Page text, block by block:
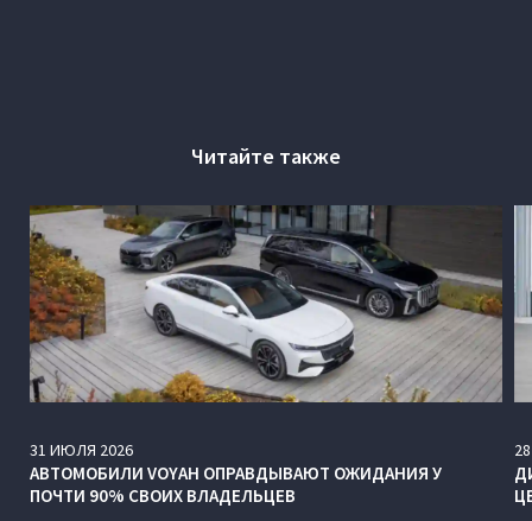
Читайте также
31 ИЮЛЯ 2026
АВТОМОБИЛИ VOYAH ОПРАВДЫВАЮТ ОЖИДАНИЯ У
ПОЧТИ 90% СВОИХ ВЛАДЕЛЬЦЕВ
28